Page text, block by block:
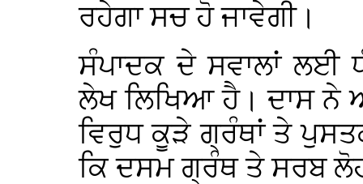
ਰਹੇਗਾ ਸਚ ਹੋ ਜਾਵੇਗੀ।
ਸੰਪਾਦਕ ਦੇ ਸਵਾਲਾਂ ਲਈ
ਲੇਖ ਲਿਖਿਆ ਹੈ। ਦਾਸ ਨੇ
ਵਿਰੁਧ ਕੂੜੇ ਗ੍ਰੰਥਾਂ ਤੇ
ਕਿ ਦਸਮ ਗ੍ਰੰਥ ਤੇ ਸਰਬ